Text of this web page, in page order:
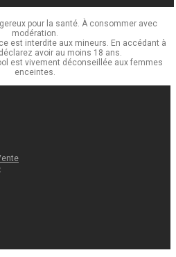
pour la santé. À consommer avec
modération.
est interdite aux mineurs. En accédant à
avoir au moins 18 ans.
est vivement déconseillée aux femmes
enceintes.